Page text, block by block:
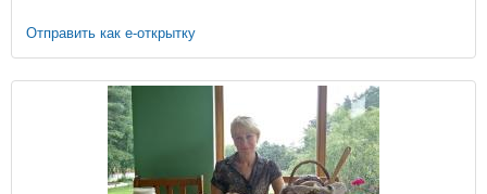
Отправить как е-открытку